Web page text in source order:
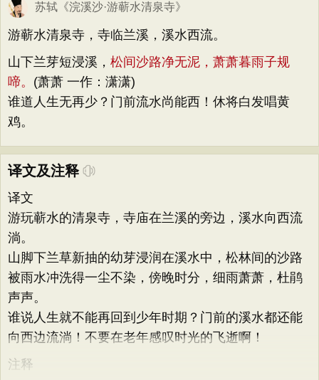
苏轼 《浣溪沙·游蕲水清泉寺》
游蕲水清泉寺，寺临兰溪，溪水西流。
山下兰芽短浸溪， 松间沙路净无泥，萧萧暮雨子规
啼。 (萧萧 一作：潇潇)
谁道人生无再少？门前流水尚能西！休将白发唱黄
鸡。
译文及注释
译文
游玩蕲水的清泉寺，寺庙在兰溪的旁边，溪水向西流
淌。
山脚下兰草新抽的幼芽浸润在溪水中，松林间的沙路
被雨水冲洗得一尘不染，傍晚时分，细雨萧萧，杜鹃
声声。
谁说人生就不能再回到少年时期？门前的溪水都还能
向西边流淌！不要在老年感叹时光的飞逝啊！
注释